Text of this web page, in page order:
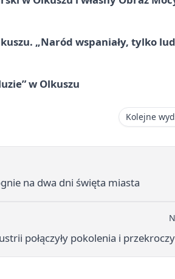
„Naród wspaniały, tylko
w Olkuszu
Kolejne
na dwa dni święta miasta
połączyły pokolenia i